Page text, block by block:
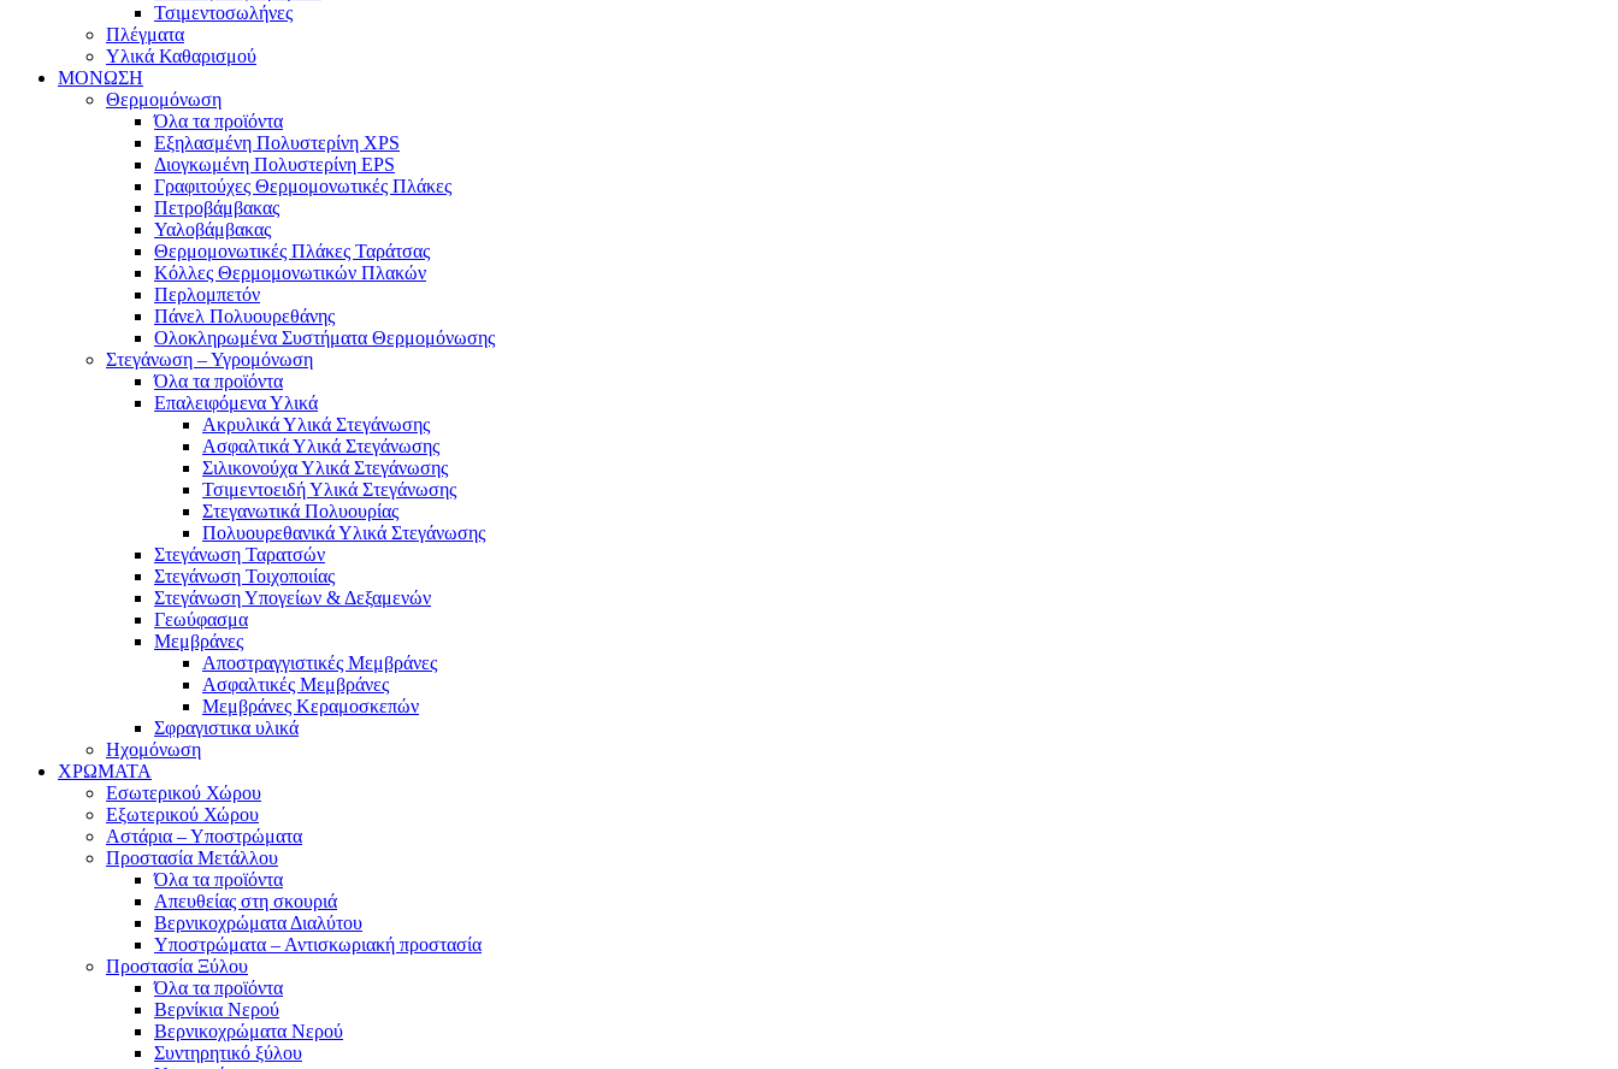
Τσιμεντοσωλήνες
Πλέγματα
Υλικά Καθαρισμού
ΜΟΝΩΣΗ
Θερμομόνωση
Όλα τα προϊόντα
Εξηλασμένη Πολυστερίνη XPS
Διογκωμένη Πολυστερίνη EPS
Γραφιτούχες Θερμομονωτικές Πλάκες
Πετροβάμβακας
Υαλοβάμβακας
Θερμομονωτικές Πλάκες Ταράτσας
Κόλλες Θερμομονωτικών Πλακών
Περλομπετόν
Πάνελ Πολυουρεθάνης
Ολοκληρωμένα Συστήματα Θερμομόνωσης
Στεγάνωση – Υγρομόνωση
Όλα τα προϊόντα
Επαλειφόμενα Υλικά
Ακρυλικά Υλικά Στεγάνωσης
Ασφαλτικά Υλικά Στεγάνωσης
Σιλικονούχα Υλικά Στεγάνωσης
Τσιμεντοειδή Υλικά Στεγάνωσης
Στεγανωτικά Πολυουρίας
Πολυουρεθανικά Υλικά Στεγάνωσης
Στεγάνωση Ταρατσών
Στεγάνωση Τοιχοποιίας
Στεγάνωση Υπογείων & Δεξαμενών
Γεωύφασμα
Μεμβράνες
Αποστραγγιστικές Μεμβράνες
Ασφαλτικές Μεμβράνες
Μεμβράνες Κεραμοσκεπών
Σφραγιστικα υλικά
Ηχομόνωση
ΧΡΩΜΑΤΑ
Εσωτερικού Χώρου
Εξωτερικού Χώρου
Αστάρια – Υποστρώματα
Προστασία Μετάλλου
Όλα τα προϊόντα
Απευθείας στη σκουριά
Βερνικοχρώματα Διαλύτου
Υποστρώματα – Αντισκωριακή προστασία
Προστασία Ξύλου
Όλα τα προϊόντα
Βερνίκια Νερού
Βερνικοχρώματα Νερού
Συντηρητικό ξύλου